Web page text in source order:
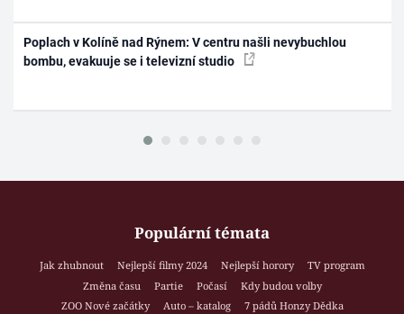
Poplach v Kolíně nad Rýnem: V centru našli nevybuchlou
bombu, evakuuje se i televizní studio
Populární témata
Jak zhubnout Nejlepší filmy 2024 Nejlepší horory
TV program
Změna času
Partie Počasí
Kdy budou volby
ZOO Nové začátky
Auto – katalog
7 pádů Honzy Dědka